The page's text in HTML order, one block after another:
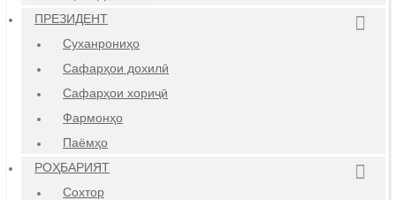
ПРЕЗИДЕНТ
Суханрониҳо
Сафарҳои дохилӣ
Сафарҳои хориҷӣ
Фармонҳо
Паёмҳо
РОҲБАРИЯТ
Сохтор